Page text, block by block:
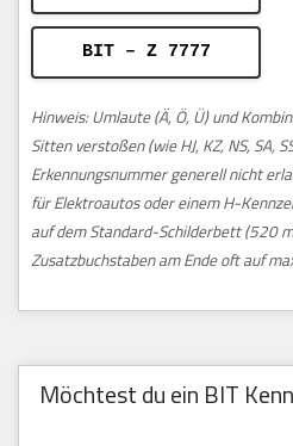
BIT – Z 7777
Hinweis: Umlaute (Ä, Ö, Ü) und
Sitten verstoßen (wie HJ, KZ, NS, SA,
Erkennungsnummer generell nicht
für Elektroautos oder einem H-
auf dem Standard-Schilderbett (520
Zusatzbuchstaben am Ende oft auf
Möchtest du ein BIT